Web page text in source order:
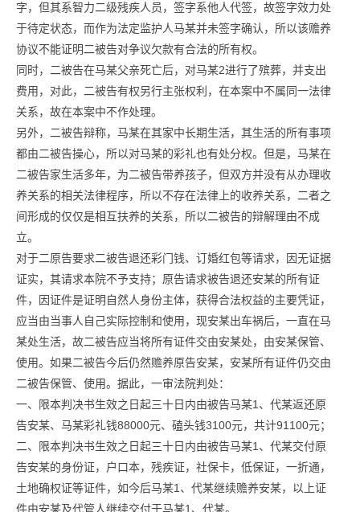
字，但其系智力二级残疾人员，签字系他人代签，故签字效力处
于待定状态，而作为法定监护人马某并未签字确认，所以该赡养
协议不能证明二被告对争议欠款有合法的所有权。
同时，二被告在马某父亲死亡后，对马某2进行了殡葬，并支出
费用，对此，二被告有权另行主张权利，在本案中不属同一法律
关系，故在本案中不作处理。
另外，二被告辩称，马某在其家中长期生活，其生活的所有事项
都由二被告操心，所以对马某的彩礼也有处分权。但是，马某在
二被告家生活多年，为二被告带养孩子，但双方并没有从办理收
养关系的相关法律程序，所以不存在法律上的收养关系，二者之
间形成的仅仅是相互扶养的关系，所以二被告的辩解理由不成
立。
对于二原告要求二被告退还彩门钱、订婚红包等请求，因无证据
证实，其请求本院不予支持；原告请求被告退还安某的所有证
件，因证件是证明自然人身份主体，获得合法权益的主要凭证，
应当由当事人自己实际控制和使用，现安某出车祸后，一直在马
某处生活，故二被告应当将所有证件交由安某处，由安某保管、
使用。如果二被告今后仍然赡养原告安某，安某所有证件仍交由
二被告保管、使用。据此，一审法院判处：
一、限本判决书生效之日起三十日内由被告马某1、代某返还原
告安某、马某彩礼钱88000元、磕头钱3100元，共计91100元；
二、限本判决书生效之日起三十日内由被告马某1、代某交付原
告安某的身份证，户口本，残疾证，社保卡，低保证，一折通，
土地确权证等证件，如今后马某1、代某继续赡养安某，以上证
件由安某及代管人继续交付于马某1、代某。